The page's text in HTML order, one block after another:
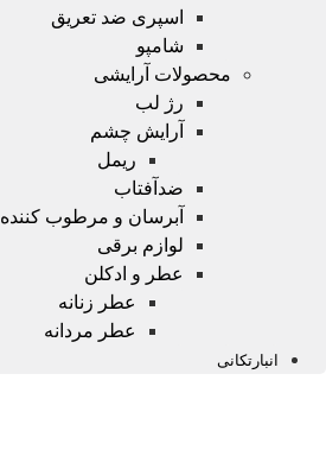
اسپری ضد تعریق
شامپو
محصولات آرایشی
رژ لب
آرایش چشم
ریمل
ضدآفتاب
آبرسان و مرطوب کننده
لوازم برقی
عطر و ادکلن
عطر زنانه
عطر مردانه
انبارتکانی